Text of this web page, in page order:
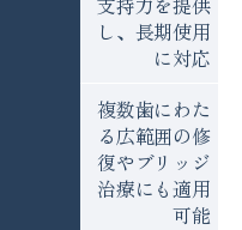
し、長期使用
に対応
複数歯にわた
る広範囲の修
復やブリッジ
治療にも適用
可能